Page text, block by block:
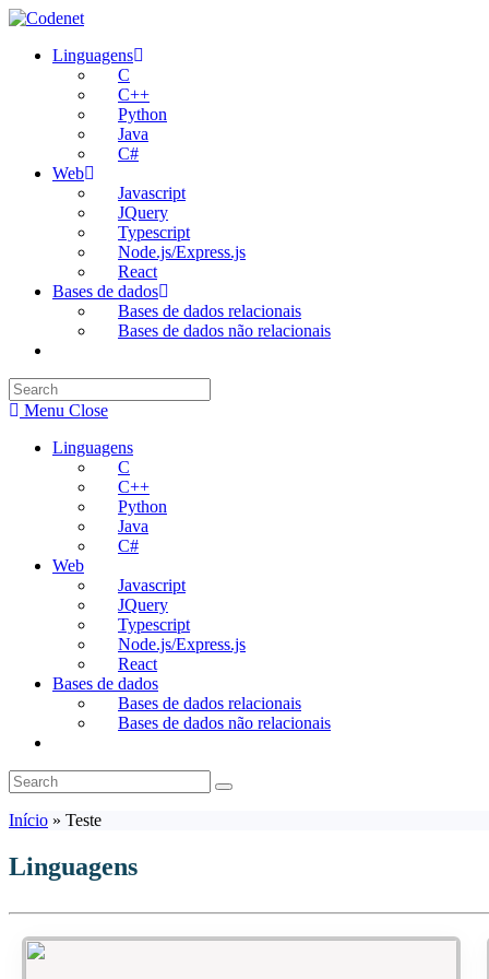
Skip
contentLinguagens
C
C++
Python
Java
C#
Web
Javascript
JQuery
Typescript
Node.js/Express.js
React
Bases de dados
Bases de dados relacionais
Bases de dados não relacionais
search
Menu Close
Linguagens
C
C++
Python
Java
C#
Web
Javascript
JQuery
Typescript
Node.js/Express.js
React
Bases de dados
Bases de dados relacionais
Bases de dados não relacionais
search
Início » Teste
Linguagens